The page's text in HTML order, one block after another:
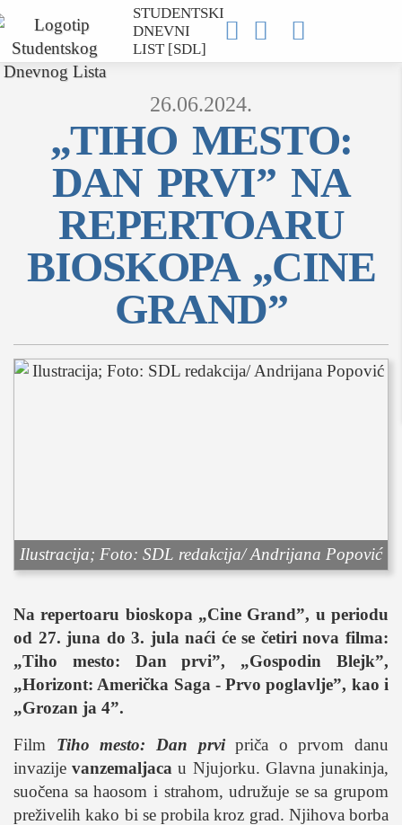
STUDENTSKI
DNEVNI
LIST [SDL]
  
MOJ SDL
prijava
društvo
kultura
ostali sportovi
zabava
muzika
putovanja
moda i stil
studenti
organizacije
konkursi
fakulteti
studentski život
26.06.2024.
„TIHO MESTO:
DAN PRVI” NA
REPERTOARU
BIOSKOPA „CINE
GRAND”
Ilustracija; Foto: SDL redakcija/ Andrijana Popović
Na repertoaru bioskopa „Cine Grand”, u periodu
od 27. juna do 3. jula naći će se četiri nova filma:
„Tiho mesto: Dan prvi”, „Gospodin Blejk”,
„Horizont: Američka Saga - Prvo poglavlje”, kao i
„Grozan ja 4”.
Film Tiho mesto: Dan prvi priča o prvom danu
invazijevanzemaljaca u Njujorku. Glavna junakinja,
suočena sa haosom i strahom, udružuje se sa grupom
preživelih kako bi se probila kroz grad. Njihova borba